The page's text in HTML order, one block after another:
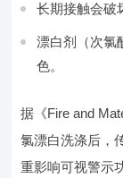
长期接触会破
漂白剂（次氯
色。
据《Fire and
氯漂白洗涤后，
重影响可视警示